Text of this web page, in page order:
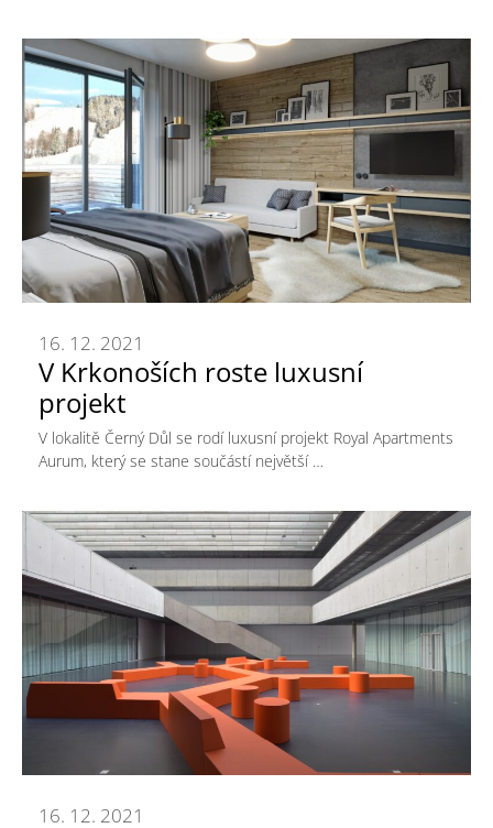
V Krkonoších roste luxusní
projekt
16. 12. 2021
V lokalitě Černý Důl se rodí luxusní projekt Royal Apartments
Aurum, který se stane součástí největší …
16. 12. 2021